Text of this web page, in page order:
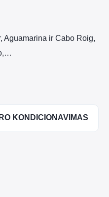
Aguamarina ir Cabo Roig,
KONDICIONAVIMAS